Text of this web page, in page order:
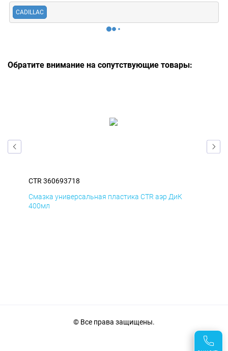
CADILLAC
Обратите внимание на сопутствующие товары:
CTR 360693718
Смазка универсальная пластика CTR аэр ДиК
400мл
© Все права защищены.